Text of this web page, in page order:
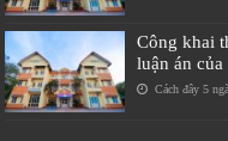
Công khai
luận án
Cách đây 5